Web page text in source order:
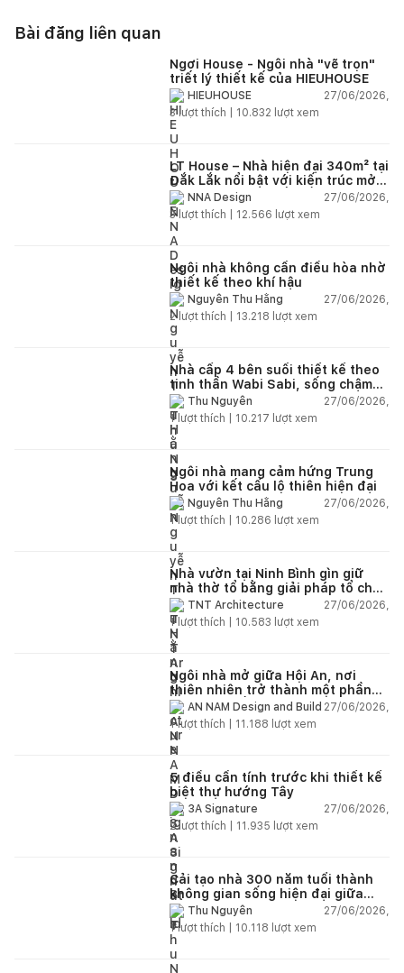
Bài đăng liên quan
Ngơi House - Ngôi nhà "vẽ trọn"
triết lý thiết kế của HIEUHOUSE
HIEUHOUSE
27/06/2026,
3lượt thích | 10.832 lượt xem
LT House – Nhà hiện đại 340m² tại
Đắk Lắk nổi bật với kiến trúc mở
và hệ sân vườn kết nối thiên
nhiên
NNA Design
27/06/2026,
3lượt thích | 12.566 lượt xem
Ngôi nhà không cần điều hòa nhờ
thiết kế theo khí hậu
Nguyễn Thu Hằng
27/06/2026,
2lượt thích | 13.218 lượt xem
Nhà cấp 4 bên suối thiết kế theo
tinh thần Wabi Sabi, sống chậm
giữa thiên nhiên
Thu Nguyễn
27/06/2026,
1lượt thích | 10.217 lượt xem
Ngôi nhà mang cảm hứng Trung
Hoa với kết cấu lộ thiên hiện đại
Nguyễn Thu Hằng
27/06/2026,
1lượt thích | 10.286 lượt xem
Nhà vườn tại Ninh Bình gìn giữ
nhà thờ tổ bằng giải pháp tổ chức
lại không gian
TNT Architecture
27/06/2026,
1lượt thích | 10.583 lượt xem
Ngôi nhà mở giữa Hội An, nơi
thiên nhiên trở thành một phần
của cuộc sống
AN NAM Design and Build 27/06/2026,
1lượt thích | 11.188 lượt xem
5 điều cần tính trước khi thiết kế
biệt thự hướng Tây
3A Signature
27/06/2026,
2lượt thích | 11.935 lượt xem
Cải tạo nhà 300 năm tuổi thành
không gian sống hiện đại giữa
thiên nhiên
Thu Nguyễn
27/06/2026,
1lượt thích | 10.118 lượt xem